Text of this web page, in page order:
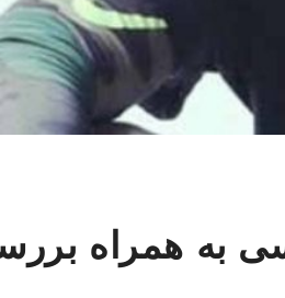
به همراه